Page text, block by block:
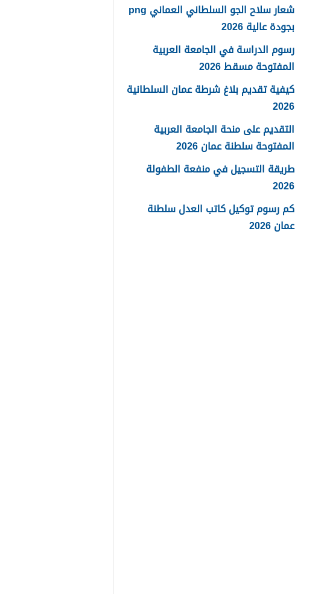
شعار سلاح الجو السلطاني العماني png
بجودة عالية 2026
رسوم الدراسة في الجامعة العربية
المفتوحة مسقط 2026
كيفية تقديم بلاغ شرطة عمان السلطانية
2026
التقديم على منحة الجامعة العربية
المفتوحة سلطنة عمان 2026
طريقة التسجيل في منفعة الطفولة
2026
كم رسوم توكيل كاتب العدل سلطنة
عمان 2026